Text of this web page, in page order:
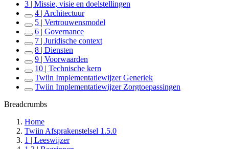
3 | Missie, visie en doelstellingen
4 | Architectuur
5 | Vertrouwensmodel
6 | Governance
7 | Juridische context
8 | Diensten
9 | Voorwaarden
10 | Technische kern
Twiin Implementatiewijzer Generiek
Twiin Implementatiewijzer Zorgtoepassingen
Breadcrumbs
Home
Twiin Afsprakenstelsel 1.5.0
1 | Leeswijzer